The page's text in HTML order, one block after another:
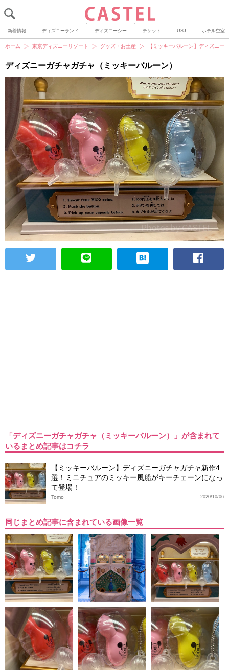
新着情報 ディズニーランド ディズニーシー チケット USJ ホテル空室
ホーム 東京ディズニーリゾート グッズ・お土産 【ミッキーバルーン】ディズニー
ディズニーガチャガチャ（ミッキーバルーン）
「ディズニーガチャガチャ（ミッキーバルーン）」が含まれて
いるまとめ記事はコチラ
【ミッキーバルーン】ディズニーガチャガチャ新作4
選！ミニチュアのミッキー風船がキーチェーンになっ
て登場！
2020/10/06
Tomo
同じまとめ記事に含まれている画像一覧